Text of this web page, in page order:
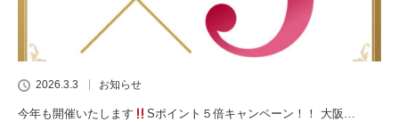
2026.3.3 お知らせ
今年も開催いたします Sポイント５倍キャンペーン！！ 大阪…